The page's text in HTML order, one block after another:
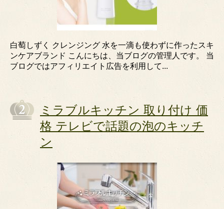
白萄しずく クレンジング 水を一滴も使わずに作ったスキ
ンケアブランド こんにちは、当ブログの管理人です。 当
ブログではアフィリエイト広告を利用して...
ミラブルキッチン 取り付け 価
格 テレビで話題の泡のキッチ
ン